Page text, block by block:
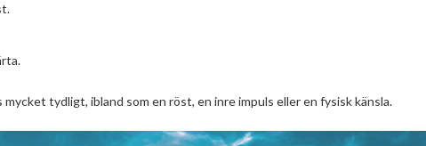
mycket tydligt, ibland som en röst, en inre impuls eller en fysisk känsla.